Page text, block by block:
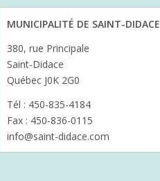
MUNICIPALITÉ DE SAINT-DIDACE
380, rue Principale
Saint-Didace
Québec J0K 2G0
Tél : 450-835-4184
Fax : 450-836-0115
info@saint-didace.com